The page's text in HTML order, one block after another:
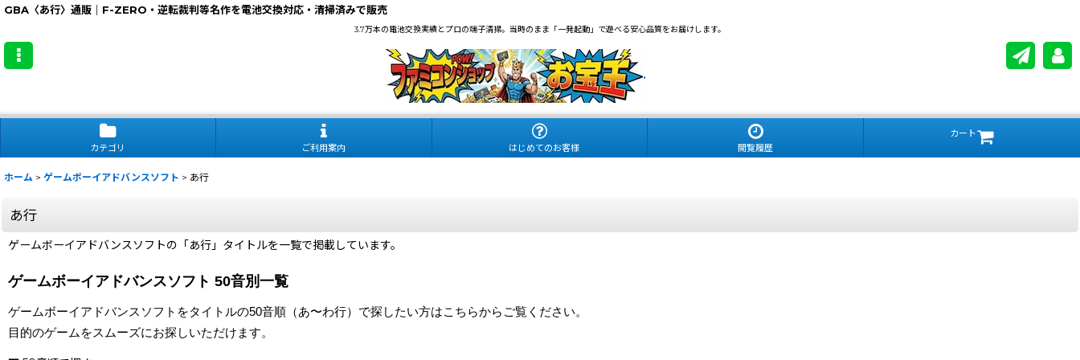
GBA〈あ行〉通販｜F-ZERO・逆転裁判等名作を電池交換対応・清掃済みで販売
3.7万本の電池交換実績とプロの端子清掃。当時のまま「一発起動」で遊べる安心品質をお届けします。
.
カテゴリ ご利用案内 はじめてのお客様 閲覧履歴
カート
ホーム > ゲームボーイアドバンスソフト > あ行
あ行
ゲームボーイアドバンスソフトの「あ行」タイトルを一覧で掲載しています。
ゲームボーイアドバンスソフト 50音別一覧
ゲームボーイアドバンスソフトをタイトルの50音順（あ〜わ行）で探したい方はこちらからご覧ください。
目的のゲームをスムーズにお探しいただけます。